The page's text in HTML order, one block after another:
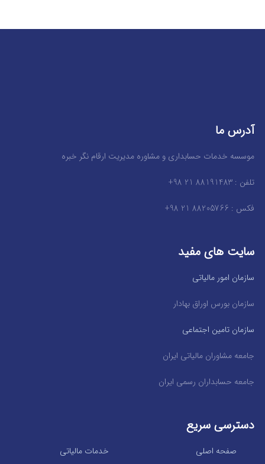
آدرس ما
موسسه خدمات حسابداری و مشاوره مدیریت ارقام نگر خبره
تلفن : 88191483 21 98+
فکس : 88205766 21 98+
سایت های مفید
سازمان امور مالیاتی
سازمان بورس اوراق بهادار
سازمان تامین اجتماعی
جامعه مشاوران مالیاتی ایران
جامعه حسابداران رسمی ایران
دسترسی سریع
خدمات مالیاتی صفحه اصلی